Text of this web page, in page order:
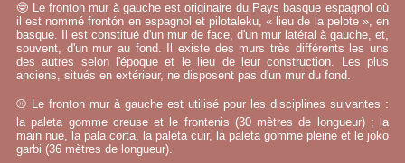
🤓 Le fronton mur à gauche est originaire du Pays basque espagnol où
il est nommé frontón en espagnol et pilotaleku, « lieu de la pelote », en
basque. Il est constitué d'un mur de face, d'un mur latéral à gauche, et,
souvent, d'un mur au fond. Il existe des murs très différents les uns
des autres selon l'époque et le lieu de leur construction. Les plus
anciens, situés en extérieur, ne disposent pas d'un mur du fond.
⚾ Le fronton mur à gauche est utilisé pour les disciplines suivantes :
la paleta gomme creuse et le frontenis (30 mètres de longueur) ; la
main nue, la pala corta, la paleta cuir, la paleta gomme pleine et le joko
garbi (36 mètres de longueur).